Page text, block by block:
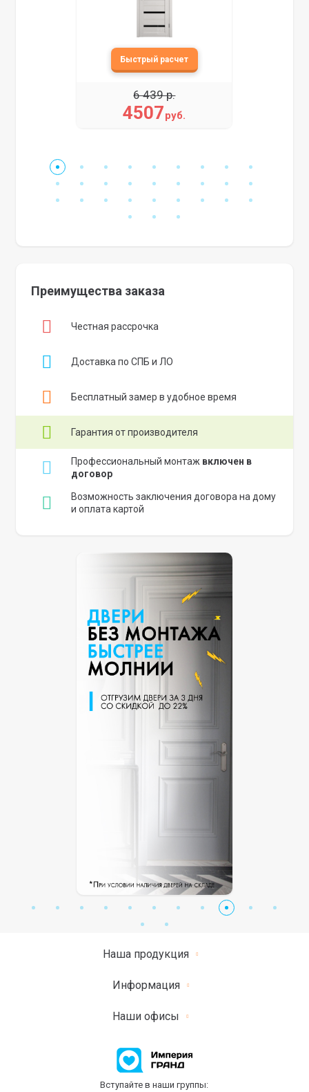
4507руб.
6 439 р.
Преимущества заказа
Честная рассрочка
Доставка по СПБ и ЛО
Бесплатный замер в удобное время
Гарантия от производителя
Профессиональный монтаж включен в
договор
Возможность заключения договора на дому
и оплата картой
Наша продукция
Информация
Наши офисы
Вступайте в наши группы: